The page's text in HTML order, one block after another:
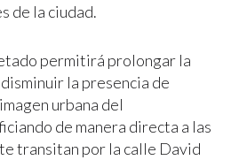
de la ciudad.
permitirá prolongar la
la presencia de
urbana del
de manera directa a las
transitan por la calle David